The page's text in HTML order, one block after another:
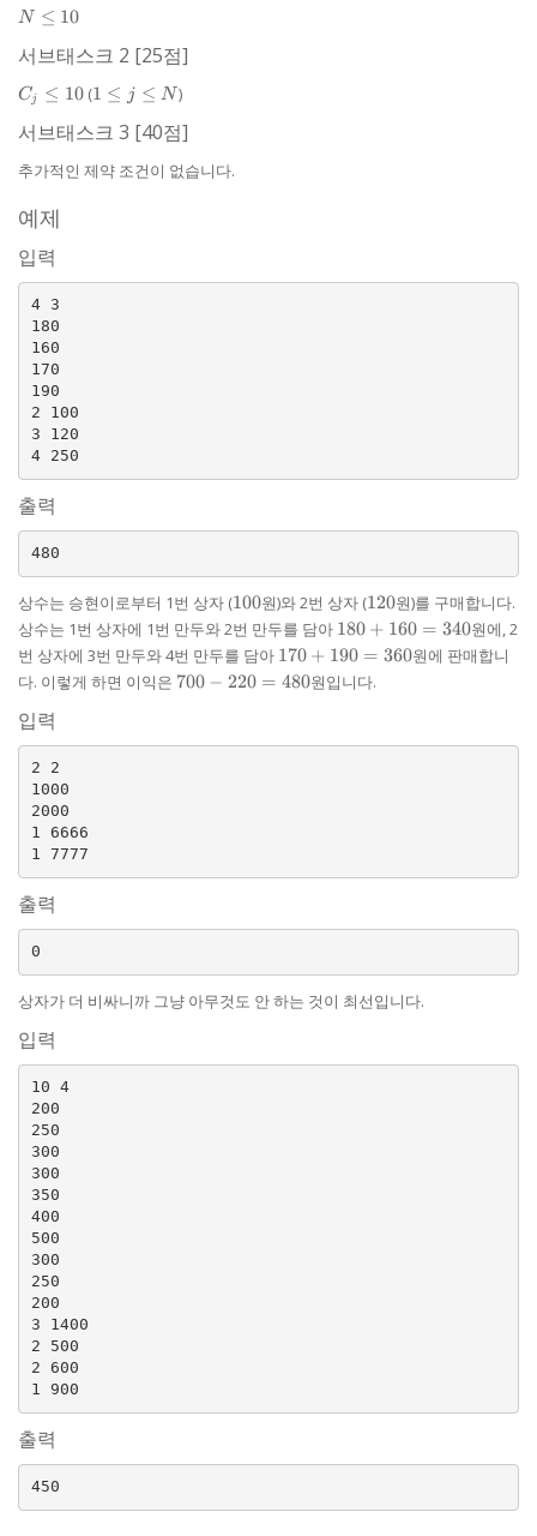
N
10
N ≤ 10
서브태스크 2 [25점]
C_{j}
Cj ≤ 10(1
j
N
1 ≤ j ≤ N)
서브태스크 3 [40점]
추가적인 제약 조건이 없습니다.
예제
입력
4 3
180
160
170
190
2 100
3 120
출력
상수는 승현이로부터 1번 상자 (100
100원)와 2번 상자 (120
120원)를 구매합니다.
상수는 1번 상자에 1번 만두와 2번 만두를 담아 180
+
160
=
180 + 160 = 340원에, 2
번 상자에 3번 만두와 4번 만두를 담아 170
+
190
170 + 190 = 360원에 판매합니
다. 이렇게 하면 이익은 700
=
700 − 220 = 480원입니다.
입력
2 2
1000
2000
1 6666
출력
상자가 더 비싸니까 그냥 아무것도 안 하는 것이 최선입니다.
입력
10 4
200
250
300
300
350
400
500
300
250
200
3 1400
2 500
2 600
출력